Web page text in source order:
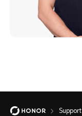
Support